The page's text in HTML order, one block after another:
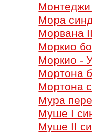
Мора
Морвана
Моркио
Моркио -
Мортона
Мортона
Мура
Муше I
Муше II